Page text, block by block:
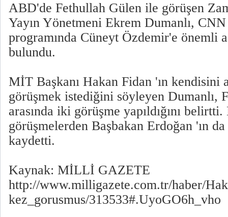
ABD'de Fethullah Gülen ile görüşen
Yayın Yönetmeni Ekrem Dumanlı,
programında Cüneyt Özdemir'e önemli
bulundu.
MİT Başkanı Hakan Fidan 'ın kendisini
görüşmek istediğini söyleyen Dumanlı,
arasında iki görüşme yapıldığını
görüşmelerden Başbakan Erdoğan 'ın
kaydetti.
Kaynak: MİLLİ GAZETE
http://www.milligazete.com.tr/haber/
kez_gorusmus/313533#.UyoGO6h_vho